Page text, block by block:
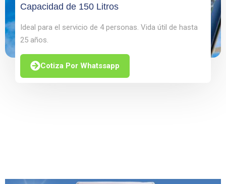
Capacidad de 150 Litros
Ideal para el servicio de 4 personas. Vida útil de hasta
25 años.
Cotiza Por Whatssapp